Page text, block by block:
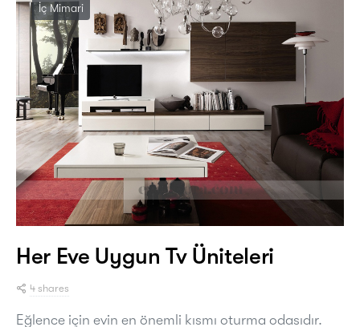
İç Mimari
Her Eve Uygun Tv Üniteleri
4 shares
Eğlence için evin en önemli kısmı oturma odasıdır.